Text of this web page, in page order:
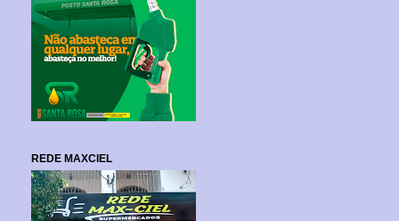
REDE MAXCIEL